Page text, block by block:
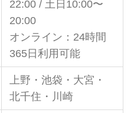
22:00 / 土日10:00〜
20:00
オンライン：24時間
365日利用可能
上野・池袋・大宮・
北千住・川崎